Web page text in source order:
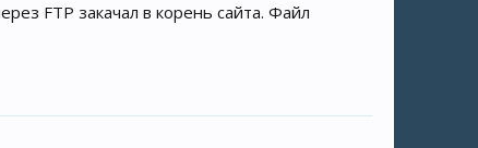
FTP закачал в корень сайта. Файл